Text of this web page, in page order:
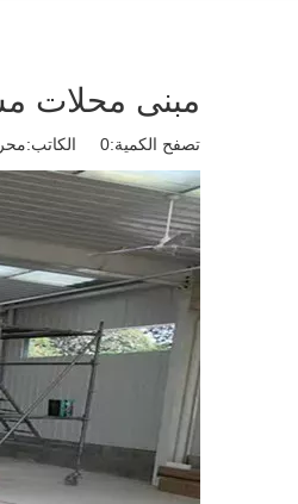
مبنى محلات
تصفح الكمية:0 الكاتب:محرر